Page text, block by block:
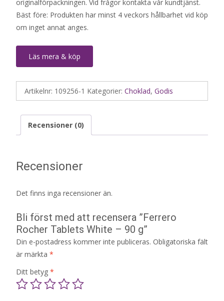
originalförpackningen. Vid frågor kontakta vår kundtjänst.
Bäst före: Produkten har minst 4 veckors hållbarhet vid köp
om inget annat anges.
Läs mera & köp
Artikelnr: 109256-1 Kategorier: Choklad, Godis
Recensioner (0)
Recensioner
Det finns inga recensioner än.
Bli först med att recensera ”Ferrero
Rocher Tablets White – 90 g”
Din e-postadress kommer inte publiceras. Obligatoriska fält
är märkta *
Ditt betyg *